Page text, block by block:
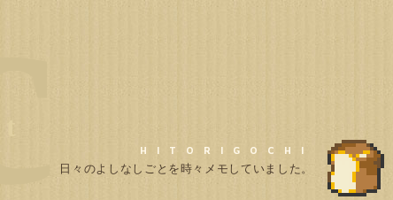
日々のよしなしごとを時々メモしていました。